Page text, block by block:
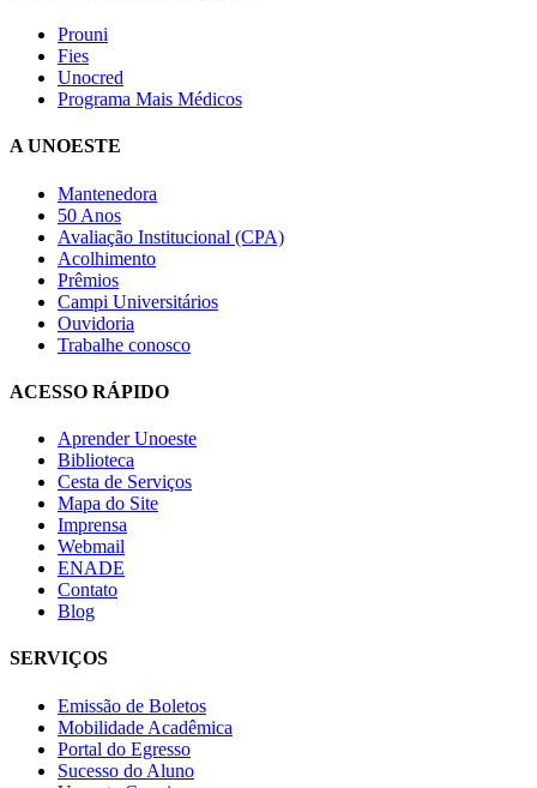
Prouni
Fies
Unocred
Programa Mais Médicos
A UNOESTE
Mantenedora
50 Anos
Avaliação Institucional (CPA)
Acolhimento
Prêmios
Campi Universitários
Ouvidoria
Trabalhe conosco
ACESSO RÁPIDO
Aprender Unoeste
Biblioteca
Cesta de Serviços
Mapa do Site
Imprensa
Webmail
ENADE
Contato
Blog
SERVIÇOS
Emissão de Boletos
Mobilidade Acadêmica
Portal do Egresso
Sucesso do Aluno